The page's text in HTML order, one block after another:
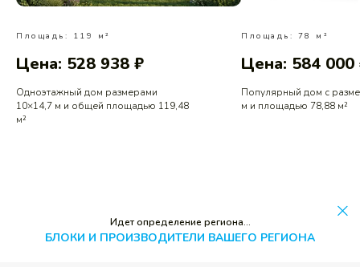
Площадь: 119 м²
Цена: 528 938 ₽
Одноэтажный дом размерами
10×14,7 м и общей площадью 119,48
м²
Площадь: 78 м²
Цена: 584 000
Популярный дом с
м и площадью 78,88 м²
Идет определение региона...
БЛОКИ И ПРОИЗВОДИТЕЛИ ВАШЕГО РЕГИОНА